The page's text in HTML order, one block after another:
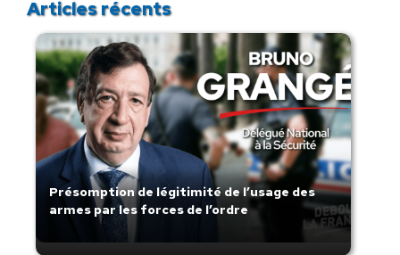
Articles récents
Présomption de légitimité de l’usage des
armes par les forces de l’ordre